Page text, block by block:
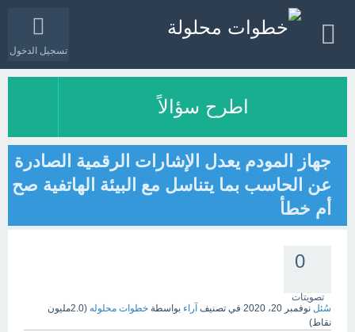
تسجيل الدخول
اطرح سؤالاً
جهاز المودم يعدل الإشارات الرقمية الصادرة
عن الحاسب بما يتناسل مع البيئة الهاتفية صح
أم خطأ
0
تصويتات
سُئل نوفمبر 20، 2020 في تصنيف آراء بواسطة خطوات محلوله (2.0مليون
نقاط)